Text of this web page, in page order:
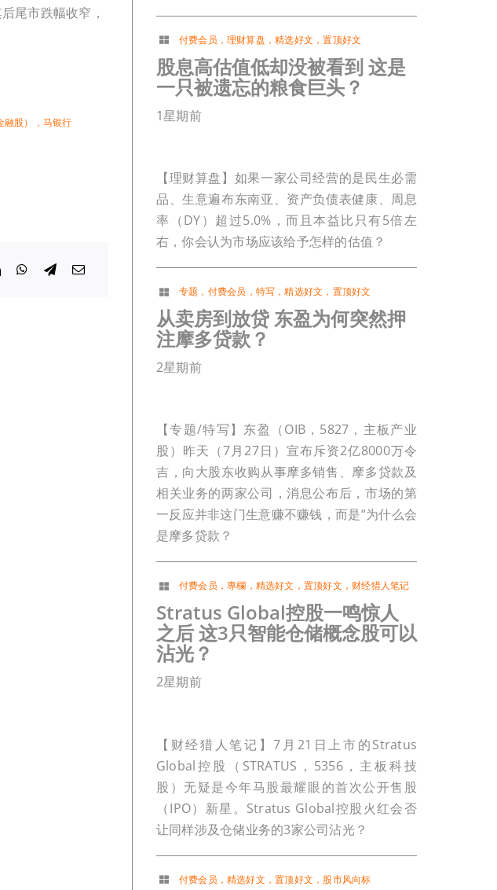
尾市跌幅收窄，
股） ， 马银行
付费会员 ，理财算盘 ，精选好文 ，置顶好文
股息高估值低却没被看到 这是
一只被遗忘的粮食巨头？
1星期前
【理财算盘】如果一家公司经营的是民生必需
品、生意遍布东南亚、资产负债表健康、周息
率（DY）超过5.0%，而且本益比只有5倍左
右，你会认为市场应该给予怎样的估值？
专题 ， 付费会员 ， 特写 ，精选好文 ， 置顶好文
从卖房到放贷 东盈为何突然押
注摩多贷款？
2星期前
【专题/特写】东盈（OIB，5827，主板产业
股）昨天（7月27日）宣布斥资2亿8000万令
吉，向大股东收购从事摩多销售、摩多贷款及
相关业务的两家公司，消息公布后，市场的第
一反应并非这门生意赚不赚钱，而是“为什么会
是摩多贷款？
付费会员，專欄 ， 精选好文 ， 置顶好文 ，财经猎人笔记
Stratus Global控股一鸣惊人
之后 这3只智能仓储概念股可以
沾光？
2星期前
【财经猎人笔记】7月21日上市的Stratus
Global控股（STRATUS，5356，主板科技
股）无疑是今年马股最耀眼的首次公开售股
（IPO）新星。Stratus Global控股火红会否
让同样涉及仓储业务的3家公司沾光？
付费会员 ，精选好文 ，置顶好文 ， 股市风向标